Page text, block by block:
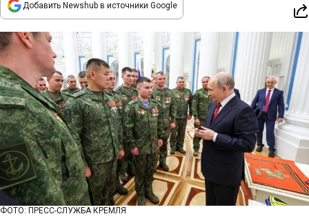
Добавить Newshub в источники Google
ФОТО: ПРЕСС-СЛУЖБА КРЕМЛЯ